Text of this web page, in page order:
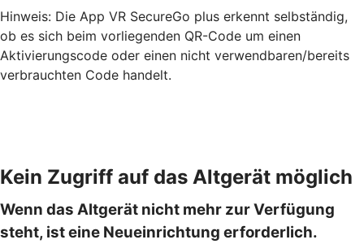
Hinweis: Die App VR SecureGo plus erkennt selbständig,
ob es sich beim vorliegenden QR-Code um einen
Aktivierungscode oder einen nicht verwendbaren/bereits
verbrauchten Code handelt.
Kein Zugriff auf das Altgerät möglich
Wenn das Altgerät nicht mehr zur Verfügung
steht, ist eine Neueinrichtung erforderlich.